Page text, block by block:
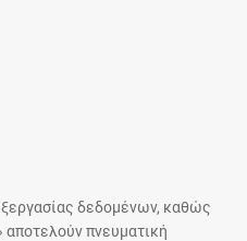
δεδομένων, καθώς
αποτελούν πνευματική